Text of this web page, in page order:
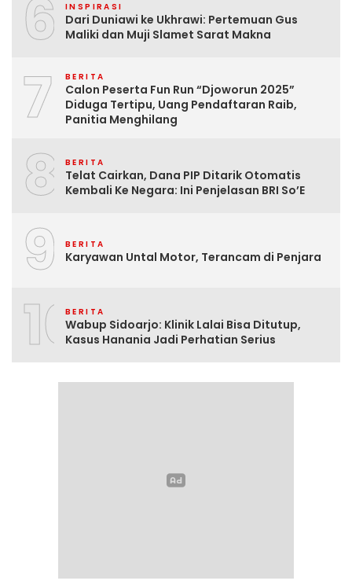
6 INSPIRASI
Dari Duniawi ke Ukhrawi: Pertemuan Gus
Maliki dan Muji Slamet Sarat Makna
7 BERITA
Calon Peserta Fun Run “Djoworun 2025”
Diduga Tertipu, Uang Pendaftaran Raib,
Panitia Menghilang
8 BERITA
Telat Cairkan, Dana PIP Ditarik Otomatis
Kembali Ke Negara: Ini Penjelasan BRI So’E
9 BERITA
Karyawan Untal Motor, Terancam di Penjara
10BERITA
Wabup Sidoarjo: Klinik Lalai Bisa Ditutup,
Kasus Hanania Jadi Perhatian Serius